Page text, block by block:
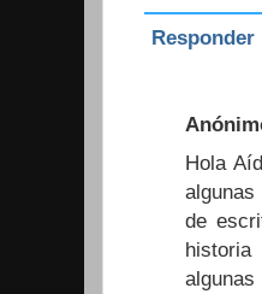
Responder
Hola
de